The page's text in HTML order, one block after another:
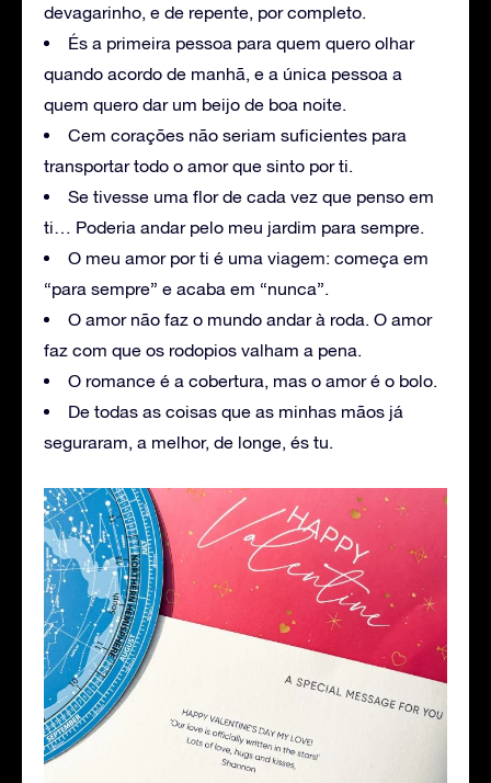
devagarinho, e de repente, por completo.
És a primeira pessoa para quem quero olhar
quando acordo de manhã, e a única pessoa a
quem quero dar um beijo de boa noite.
Cem corações não seriam suficientes para
transportar todo o amor que sinto por ti.
Se tivesse uma flor de cada vez que penso em
ti… Poderia andar pelo meu jardim para sempre.
O meu amor por ti é uma viagem: começa em
“para sempre” e acaba em “nunca”.
O amor não faz o mundo andar à roda. O amor
faz com que os rodopios valham a pena.
O romance é a cobertura, mas o amor é o bolo.
De todas as coisas que as minhas mãos já
seguraram, a melhor, de longe, és tu.